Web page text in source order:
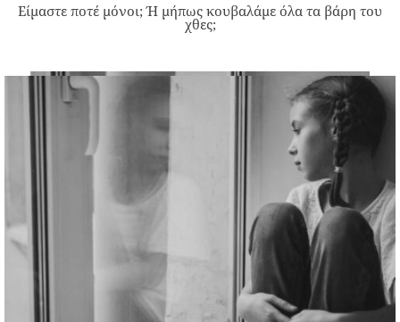
Είμαστε ποτέ μόνοι; Ή μήπως κουβαλάμε όλα τα βάρη του
χθες;